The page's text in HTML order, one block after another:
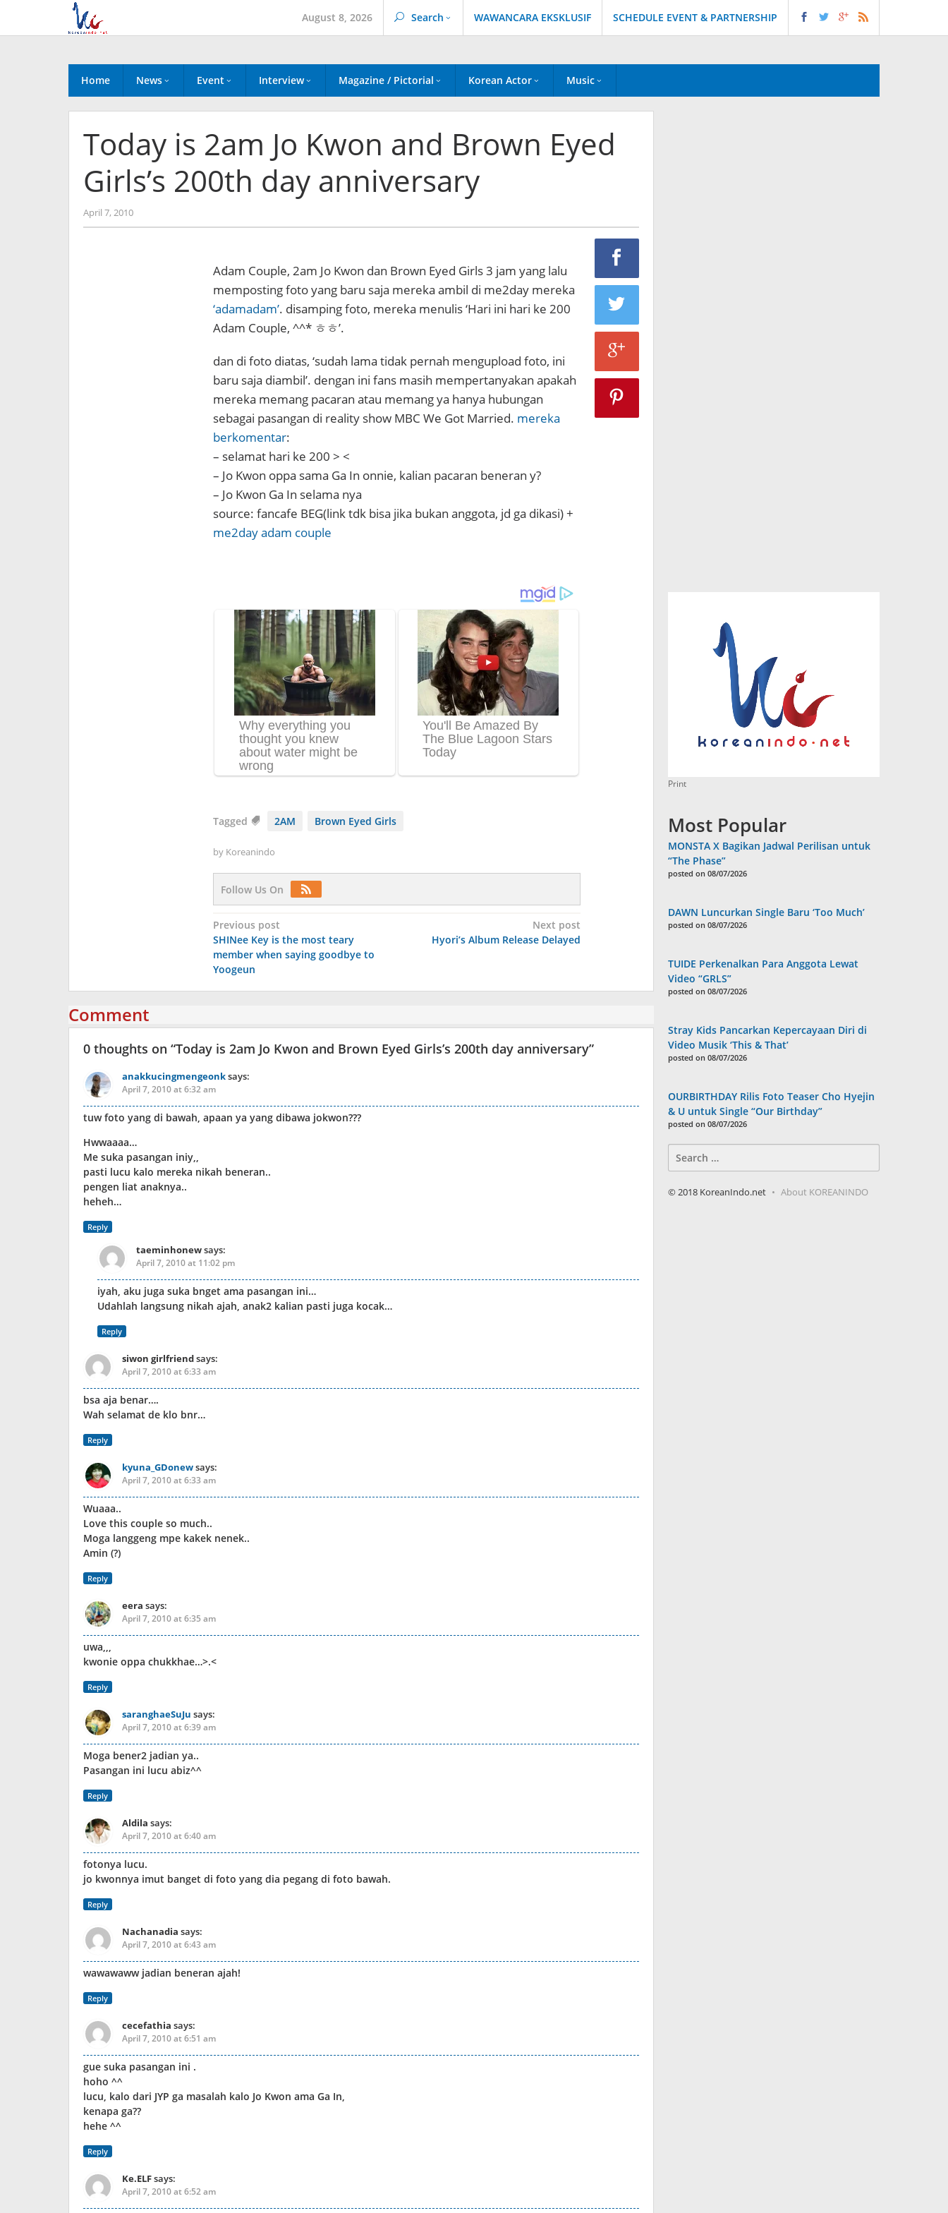
content
August 8, 2026 Search WAWANCARA EKSKLUSIF SCHEDULE EVENT & PARTNERSHIP
Home News Event Interview Magazine / Pictorial Korean Actor Music
Today is 2am Jo Kwon and Brown Eyed
Girls’s 200th day anniversary
April 7, 2010by
Koreanindo
Adam Couple, 2am Jo Kwon dan Brown Eyed Girls 3 jam yang lalu
memposting foto yang baru saja mereka ambil di me2day mereka
‘adamadam’. disamping foto, mereka menulis ‘Hari ini hari ke 200
Adam Couple, ^^* ㅎㅎ’.
dan di foto diatas, ‘sudah lama tidak pernah mengupload foto, ini
baru saja diambil’. dengan ini fans masih mempertanyakan apakah
mereka memang pacaran atau memang ya hanya hubungan
sebagai pasangan di reality show MBC We Got Married. mereka
berkomentar:
– selamat hari ke 200 > <
– Jo Kwon oppa sama Ga In onnie, kalian pacaran beneran y?
– Jo Kwon Ga In selama nya
source: fancafe BEG(link tdk bisa jika bukan anggota, jd ga dikasi) +
me2day adam couple
Tagged 2AM Brown Eyed Girls
by Koreanindo
Follow Us On
Post
navigation
Previous post
SHINee Key is the most teary
member when saying goodbye to
Yoogeun
Next post
Hyori’s Album Release Delayed
Comment
0 thoughts on “Today is 2am Jo Kwon and Brown Eyed Girls’s 200th day anniversary”
anakkucingmengeonksays:
April 7, 2010 at 6:32 am
tuw foto yang di bawah, apaan ya yang dibawa jokwon???
Hwwaaaa…
Me suka pasangan iniy,,
pasti lucu kalo mereka nikah beneran..
pengen liat anaknya..
heheh…
Reply
taeminhonewsays:
April 7, 2010 at 11:02 pm
iyah, aku juga suka bnget ama pasangan ini…
Udahlah langsung nikah ajah, anak2 kalian pasti juga kocak…
Reply
siwon girlfriendsays:
April 7, 2010 at 6:33 am
bsa aja benar….
Wah selamat de klo bnr…
Reply
kyuna_GDonewsays:
April 7, 2010 at 6:33 am
Wuaaa..
Love this couple so much..
Moga langgeng mpe kakek nenek..
Amin (?)
Reply
eera says:
April 7, 2010 at 6:35 am
uwa,,,
kwonie oppa chukkhae…>.<
Reply
saranghaeSuJu says:
April 7, 2010 at 6:39 am
Moga bener2 jadian ya..
Pasangan ini lucu abiz^^
Reply
Aldila says:
April 7, 2010 at 6:40 am
fotonya lucu.
jo kwonnya imut banget di foto yang dia pegang di foto bawah.
Reply
Nachanadia says:
April 7, 2010 at 6:43 am
wawawaww jadian beneran ajah!
Reply
cecefathia says:
April 7, 2010 at 6:51 am
gue suka pasangan ini .
hoho ^^
lucu, kalo dari JYP ga masalah kalo Jo Kwon ama Ga In,
kenapa ga??
hehe ^^
Reply
Ke.ELFsays:
April 7, 2010 at 6:52 am
Print
Most Popular
MONSTA X Bagikan Jadwal Perilisan untuk
“The Phase”
posted on 08/07/2026
DAWN Luncurkan Single Baru ‘Too Much’
posted on 08/07/2026
TUIDE Perkenalkan Para Anggota Lewat
Video “GRLS”
posted on 08/07/2026
Stray Kids Pancarkan Kepercayaan Diri di
Video Musik ‘This & That’
posted on 08/07/2026
OURBIRTHDAY Rilis Foto Teaser Cho Hyejin
& U untuk Single “Our Birthday”
posted on 08/07/2026
for:
© 2018 KoreanIndo.net About KOREANINDO